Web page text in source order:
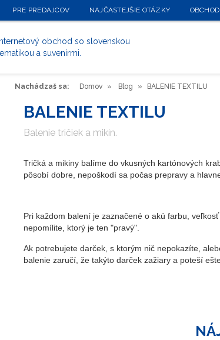
Nachádzaš sa: Domov Blog BALENIE TEXTILU
BALENIE TEXTILU
Balenie tričiek a mikín.
Tričká a mikiny balíme do vkusných kartónových
pôsobí dobre, nepoškodí sa počas prepravy a
Pri každom balení je zaznačené o akú farbu,
nepomílite, ktorý je ten "pravý".
Ak potrebujete darček, s ktorým nič nepokazíte,
balenie zaručí, že takýto darček zažiary a poteší
PRE PREDAJCOV NAJČASTEJŠIE OTÁZKY
Internetový obchod so slovenskou
a suvenírmi.